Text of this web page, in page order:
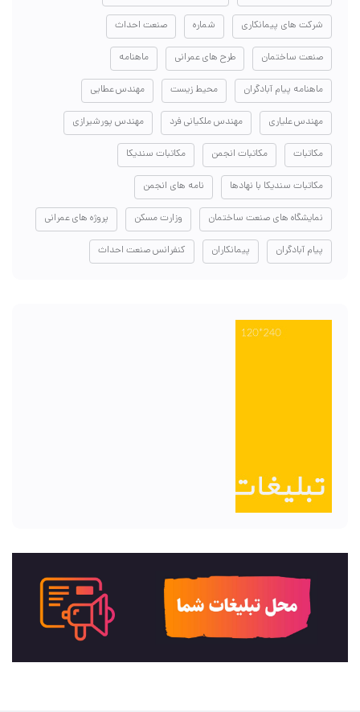
شرکت های پیمانکاری شماره صنعت احداث
صنعت ساختمان طرح های عمرانی ماهنامه
ماهنامه پیام آبادگران محیط زیست مهندس عطایی
مهندس علیاری مهندس ملکیانی فرد مهندس پورشیرازی
مکاتبات مکاتبات انجمن مکاتبات سندیکا
مکاتبات سندیکا با نهادها نامه های انجمن
نمایشگاه های صنعت ساختمان وزارت مسکن پروژه های عمرانی
پیام آبادگران پیمانکاران کنفرانس صنعت احداث